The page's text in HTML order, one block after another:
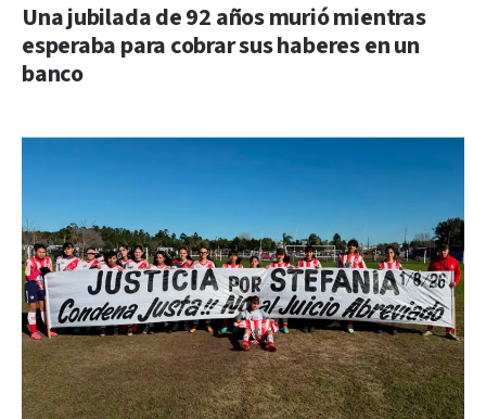
Una jubilada de 92 años murió mientras
esperaba para cobrar sus haberes en un
banco